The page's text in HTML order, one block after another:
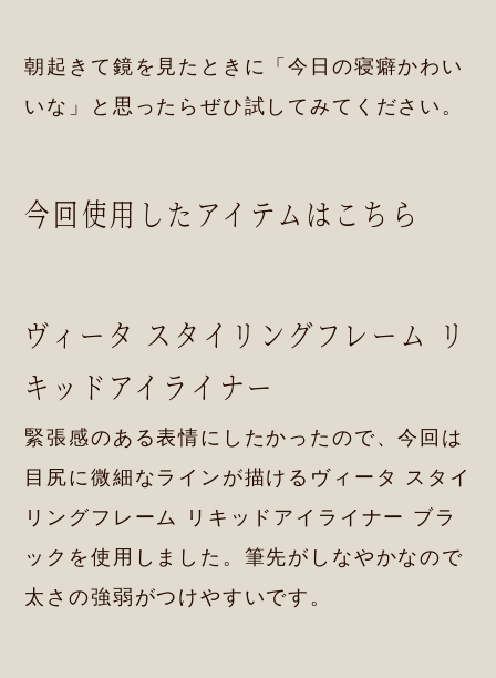
朝起きて鏡を見たときに「今日の寝癖かわい
いな」と思ったらぜひ試してみてください。
今回使用したアイテムはこちら
ヴィータ スタイリングフレーム リ
キッドアイライナー
緊張感のある表情にしたかったので、今回は
目尻に微細なラインが描けるヴィータ スタイ
リングフレーム リキッドアイライナー ブラ
ックを使用しました。筆先がしなやかなので
太さの強弱がつけやすいです。